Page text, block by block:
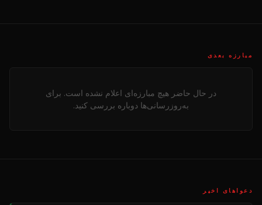
مبارزه بعدی
در حال حاضر هیچ مبارزه‌ای اعلام نشده است. برای
به‌روزرسانی‌ها دوباره بررسی کنید.
دعواهای اخیر